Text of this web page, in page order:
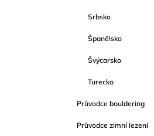
Srbsko
Španělsko
Švýcarsko
Turecko
Průvodce bouldering
Průvodce zimní lezení